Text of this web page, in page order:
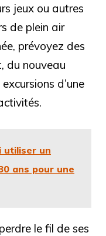
jeux ou autres
de plein air
prévoyez des
du nouveau
d’une
utiliser un
ans pour une
le fil de ses